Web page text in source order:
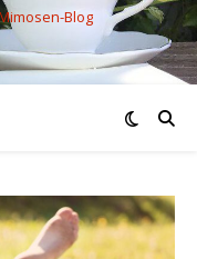
Blog